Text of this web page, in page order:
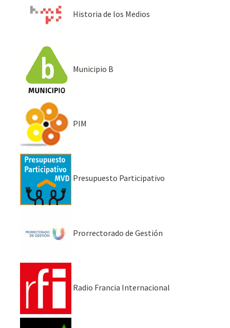
Historia de los Medios
Municipio B
PIM
Presupuesto Participativo
Prorrectorado de Gestión
Radio Francia Internacional